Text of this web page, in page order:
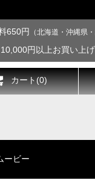
650円 （北海道・沖縄県
10,000円以上お買い上
カート(0)
ービー